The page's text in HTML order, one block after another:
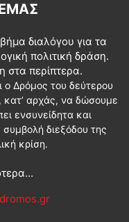
διαλόγου για τα
πολιτική δράση.
στα περίπτερα.
ο Δρόμος του δεύτερου
κατ’ αρχάς, να δώσουμε
ενσυνείδητα και
διεξόδου της
κρίση.